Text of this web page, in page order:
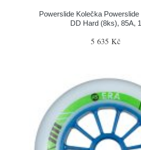
Powerslide Kolečka Powerslide
DD Hard (8ks), 85A,
5 635 Kč